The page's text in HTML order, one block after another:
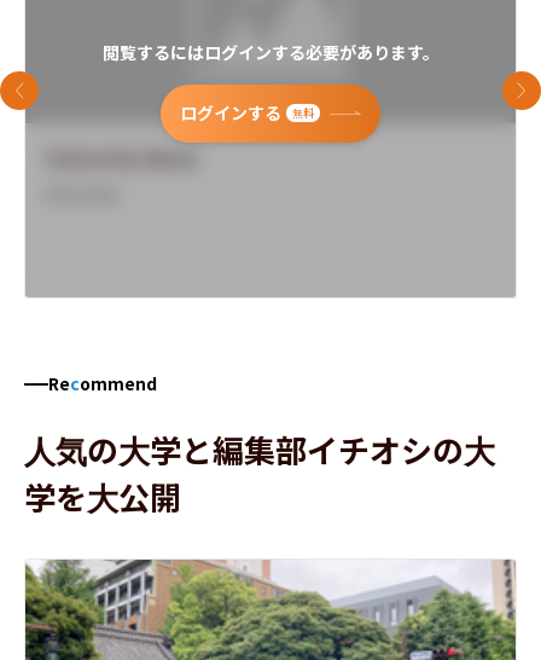
閲覧するにはログインする必要があります。
ログインする 無料
前のスライド 次
Recommend
人気の大学と編集部イチオシの大
学を大公開